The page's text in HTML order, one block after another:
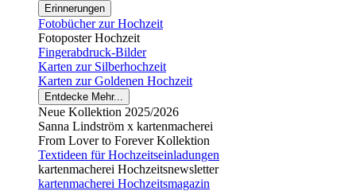
Erinnerungen
Fotobücher zur Hochzeit
Fotoposter Hochzeit
Fingerabdruck-Bilder
Karten zur Silberhochzeit
Karten zur Goldenen Hochzeit
Entdecke Mehr...
Neue Kollektion 2025/2026
Sanna Lindström x kartenmacherei
From Lover to Forever Kollektion
Textideen für Hochzeitseinladungen
kartenmacherei Hochzeitsnewsletter
kartenmacherei Hochzeitsmagazin